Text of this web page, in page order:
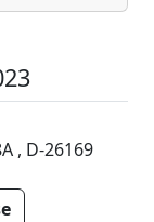
, D-26169